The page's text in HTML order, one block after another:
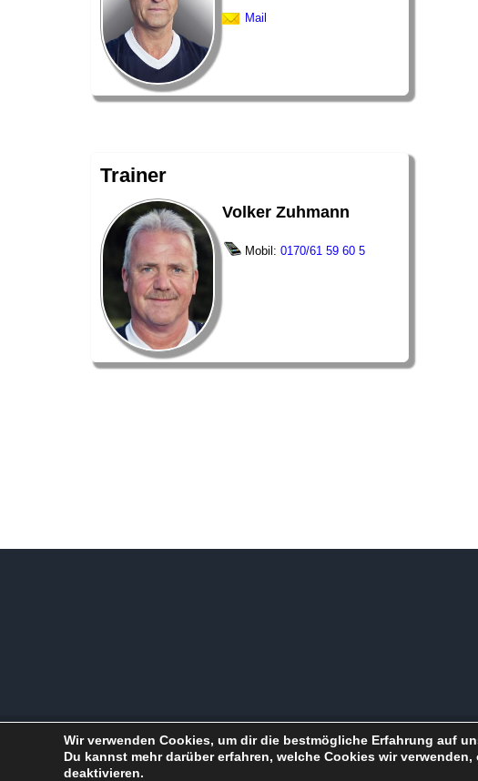
Mail
Trainer
Volker Zuhmann
Mobil: 0170/61 59 60 5
Copyright 2012 - 2021 |SV Hohenlimburg 1910 e.V.| All Rights Reserved |
Wir verwenden Cookies, um dir die bestmögliche Erfahrung auf
Du kannst mehr darüber erfahren, welche Cookies wir
deaktivieren.